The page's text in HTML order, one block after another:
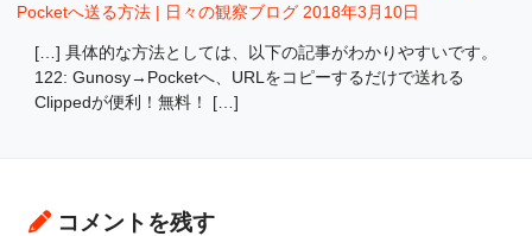
Pocketへ送る方法 | 日々の観察ブログ 2018年3月10日
[…] 具体的な方法としては、以下の記事がわかりやすいです。
122: Gunosy→Pocketへ、URLをコピーするだけで送れる
Clippedが便利！無料！ […]
コメントを残す